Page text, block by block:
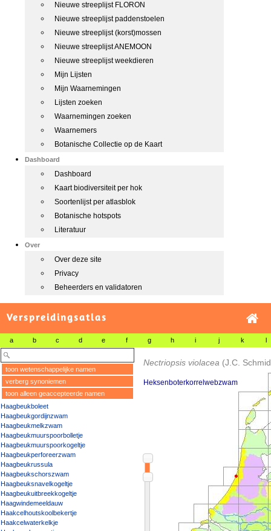
Nieuwe streeplijst FLORON
Nieuwe streeplijst paddenstoelen
Nieuwe streeplijst (korst)mossen
Nieuwe streeplijst ANEMOON
Nieuwe streeplijst weekdieren
Mijn Lijsten
Mijn Waarnemingen
Lijsten zoeken
Waarnemingen zoeken
Waarnemers
Botanische Collectie op de Kaart
Dashboard
Dashboard
Kaart biodiversiteit per hok
Soortenlijst per atlasblok
Botanische hotspots
Literatuur
Over
Over deze site
Privacy
Beheerders en validatoren
Verspreidingsatlas
a b c d e f g h i j k l
toon wetenschappelijke namen
verberg synoniemen
toon alleen geaccepteerde namen
Haagbeukboleet
Haagbeukgordijnzwam
Haagbeukmelkzwam
Haagbeukmuurspoorbolletje
Haagbeukmuurspoorkogeltje
Haagbeukperforeerzwam
Haagbeukrussula
Haagbeukschorszwam
Haagbeuksnavelkogeltje
Haagbeukuitbreekkogeltje
Haagwindemeeldauw
Haakcelhoutskoolbekertje
Haakcelwaterkelkje
Nectriopsis violacea (J.C.
Heksenboterkorrelwebzwam